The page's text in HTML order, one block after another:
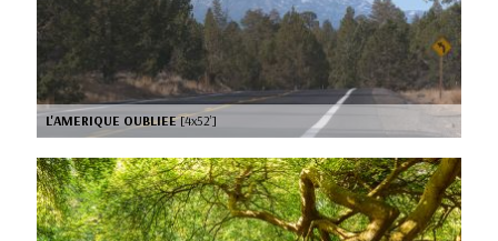
L'AMERIQUE OUBLIEE[4x52’]